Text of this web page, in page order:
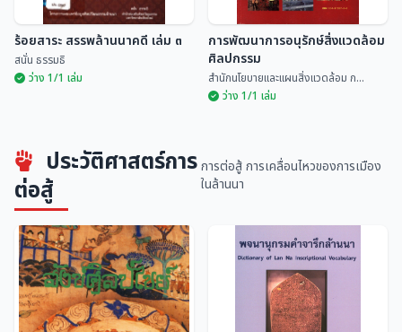
ร้อยสาระ สรรพล้านนาคดี เล่ม ๓
สนั่น ธรรมธิ
ร้อยสาระ สรรพล้านนาคดี เล่ม ๓
สนั่น ธรรมธิ
ว่าง 1/1 เล่ม
ศิลปกรรม
สำนักนโยบายและแผนสิ่...
การพัฒนาการอนุรักษ์สิ่งแวดล้อม
ศิลปกรรม
สำนักนโยบายและแผนสิ่งแวดล้อม ก...
ว่าง 1/1 เล่ม
ประวัติศาสตร์การ
ต่อสู้
การต่อสู้ การเคลื่อนไหวของการเมือง
ในล้านนา